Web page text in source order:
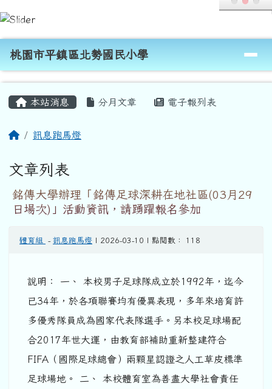
跳至主內容區
桃園市平鎮區北勢國民小學
導覽列
桃園市平鎮區北勢國民小學
本站消息 分月文章 電子報列表
回首頁訊息跑馬燈
文章列表
銘傳大學辦理「銘傳足球深耕在地社區(03月29
日場次)」活動資訊，請踴躍報名參加
體育組 - 訊息跑馬燈 | 2026-03-10 | 點閱數： 118
說明： 一、 本校男子足球隊成立於1992年，迄今
已34年，於各項聯賽均有優異表現，多年來培育許
多優秀隊員成為國家代表隊選手。另本校足球場配
合2017年世大運，由教育部補助重新整建符合
FIFA（國際足球總會）兩顆星認證之人工草皮標準
足球場地。 二、 本校體育室為善盡大學社會責任